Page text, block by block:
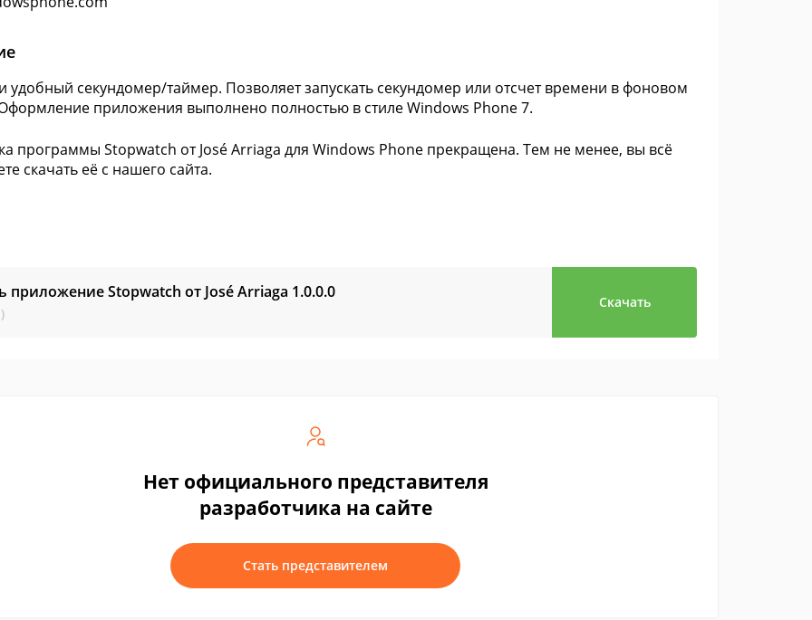
удобный секундомер/таймер. Позволяет запускать секундомер или отсчет времени в фоновом
приложения выполнено полностью в стиле Windows Phone 7.
программы Stopwatch от José Arriaga для Windows Phone прекращена. Тем не менее, вы всё
скачать её с нашего сайта.
приложение Stopwatch от José Arriaga 1.0.0.0
Скачать
Нет официального представителя
разработчика на сайте
Стать представителем